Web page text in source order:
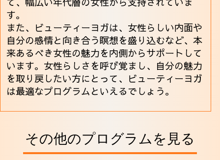
す。
また、ビューティーヨガは、女性らしい内面や
自分の感情と向き合う瞑想を盛り込むなど、本
来あるべき女性の魅力を内側からサポートして
います。女性らしさを呼び覚まし、自分の魅力
を取り戻したい方にとって、ビューティーヨガ
は最適なプログラムといえるでしょう。
その他のプログラムを見る